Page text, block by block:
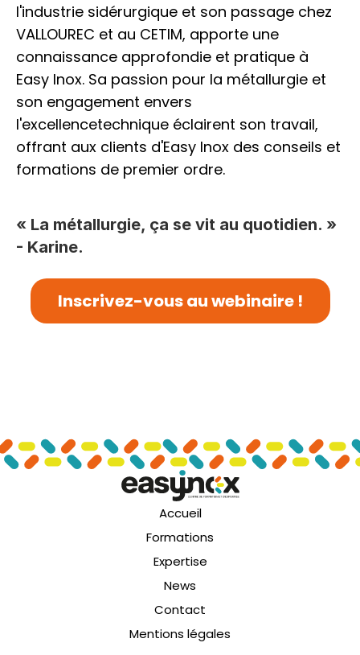
l'industrie sidérurgique et son passage chez
VALLOUREC et au CETIM, apporte une
connaissance approfondie et pratique à
Easy Inox. Sa passion pour la métallurgie et
son engagement envers
l'excellencetechnique éclairent son travail,
offrant aux clients d'Easy Inox des conseils et
formations de premier ordre.
« La métallurgie, ça se vit au quotidien. »
- Karine.
Inscrivez-vous au webinaire !
Accueil
Formations
Expertise
News
Contact
Mentions légales